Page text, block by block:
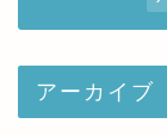
アーカイブ